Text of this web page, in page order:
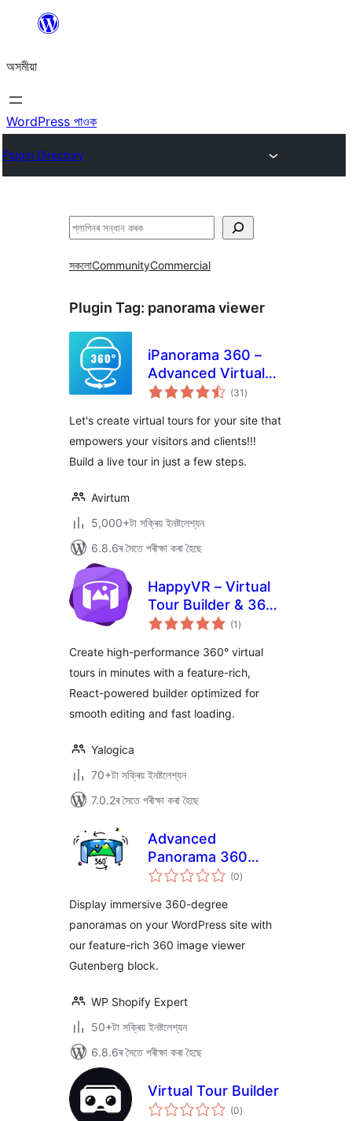
বিষয়বস্তুলৈ
যাওক
অসমীয়া
WordPress পাওক
Plugin Directory
সন্ধান
সকলোCommunityCommercial
Plugin Tag: panorama viewer
iPanorama 360 –
Advanced Virtual
Tour Builder (31 টা
মুঠ)
Let's create virtual tours for your site that
empowers your visitors and clients!!!
Build a live tour in just a few steps.
Avirtum
5,000+টা সক্ৰিয় ইনষ্টলেশ্যন
6.8.6ৰ সৈতে পৰীক্ষা কৰা হৈছে
HappyVR – Virtual
Tour Builder & 360
Panorama Viewer
(1 টা
মুঠ)
Create high-performance 360° virtual
tours in minutes with a feature-rich,
React-powered builder optimized for
smooth editing and fast loading.
Yalogica
70+টা সক্ৰিয় ইনষ্টলেশ্যন
7.0.2ৰ সৈতে পৰীক্ষা কৰা হৈছে
Advanced
Panorama 360
Viewer
(0টা
মুঠ)
Display immersive 360-degree
panoramas on your WordPress site with
our feature-rich 360 image viewer
Gutenberg block.
WP Shopify Expert
50+টা সক্ৰিয় ইনষ্টলেশ্যন
6.8.6ৰ সৈতে পৰীক্ষা কৰা হৈছে
Virtual Tour Builder
(0টা
মুঠ)